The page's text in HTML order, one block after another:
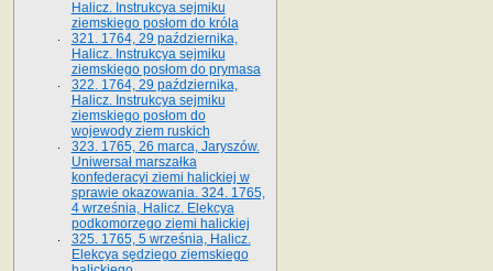
Halicz. Instrukcya sejmiku
ziemskiego posłom do króla
321. 1764, 29 października,
Halicz. Instrukcya sejmiku
ziemskiego posłom do prymasa
322. 1764, 29 października,
Halicz. Instrukcya sejmiku
ziemskiego posłom do
wojewody ziem ruskich
323. 1765, 26 marca, Jaryszów.
Uniwersał marszałka
konfederacyi ziemi halickiej w
sprawie okazowania. 324. 1765,
4 września, Halicz. Elekcya
podkomorzego ziemi halickiej
325. 1765, 5 września, Halicz.
Elekcya sędziego ziemskiego